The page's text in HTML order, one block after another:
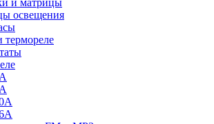
и матрицы
освещения
термореле